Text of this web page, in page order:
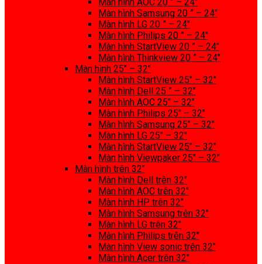
Màn hình Samsung 20 ” – 24″
Màn hình LG 20 ” – 24″
Màn hình Philips 20 ” – 24″
Màn hình StartView 20 ” – 24″
Màn hình Thinkview 20 ” – 24″
Màn hình 25″ – 32″
Màn hình StartView 25″ – 32″
Màn hình Dell 25 ” – 32″
Màn hình AOC 25″ – 32″
Màn hình Philips 25″ – 32″
Màn hình Samsung 25″ – 32″
Màn hình LG 25″ – 32″
Màn hình StartView 25″ – 32″
Màn hình Viewpaker 25″ – 32″
Màn hình trên 32″
Màn hình Dell trên 32″
Màn hình AOC trên 32″
Màn hình HP trên 32″
Màn hình Samsung trên 32″
Màn hình LG trên 32″
Màn hình Philips trên 32″
Màn hình View sonic trên 32″
Màn hình Acer trên 32″